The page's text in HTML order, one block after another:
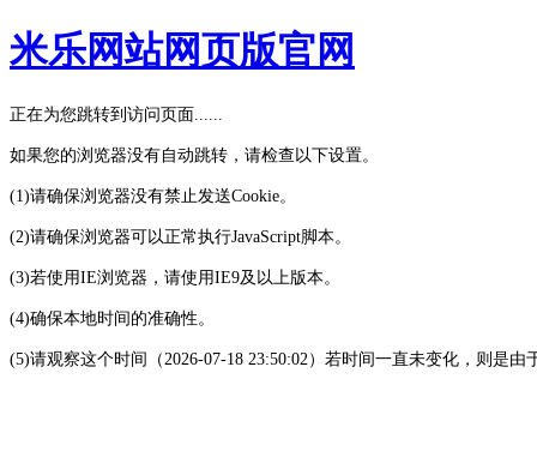
米乐网站网页版官网
正在为您跳转到访问页面......
如果您的浏览器没有自动跳转，请检查以下设置。
(1)请确保浏览器没有禁止发送Cookie。
(2)请确保浏览器可以正常执行JavaScript脚本。
(3)若使用IE浏览器，请使用IE9及以上版本。
(4)确保本地时间的准确性。
(5)请观察这个时间（2026-07-18 23:50:02）若时间一直未变化，则是